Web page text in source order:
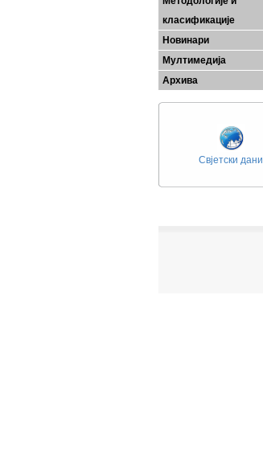
класификације
Новинари
Мултимедија
Архива
Свјетски дани